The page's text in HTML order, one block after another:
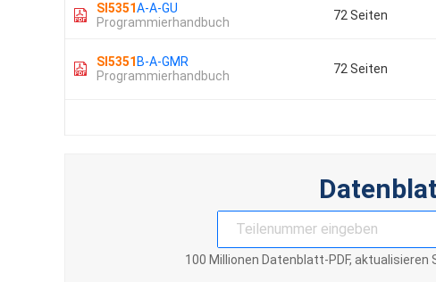
SI5351A-A-GU
Programmierhandbuch
72 Seiten
SI5351 B-A-GMR
Programmierhandbuch
72 Seiten
100 Millionen Datenblatt-PDF, aktualisieren